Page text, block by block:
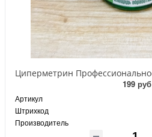
199 руб
Артикул
Штрихкод
Производитель